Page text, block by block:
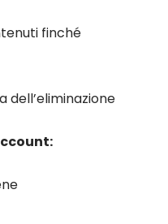
finché
dell’eliminazione